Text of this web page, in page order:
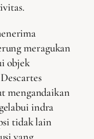
meragukan
objek
mengandaikan
indra
tidak lain